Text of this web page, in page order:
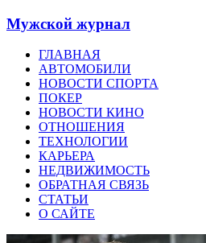
Мужской журнал
ГЛАВНАЯ
АВТОМОБИЛИ
НОВОСТИ СПОРТА
ПОКЕР
НОВОСТИ КИНО
ОТНОШЕНИЯ
ТЕХНОЛОГИИ
КАРЬЕРА
НЕДВИЖИМОСТЬ
ОБРАТНАЯ СВЯЗЬ
СТАТЬИ
О САЙТЕ